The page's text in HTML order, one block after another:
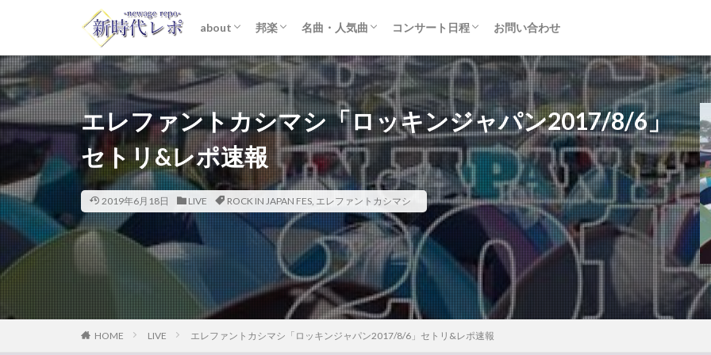
about
ライター紹介
プライバシーポリシー
免責事項
邦楽
STARTO ENTERTAINMENT (旧ジャニーズ)
女性アイドル
K-POP
洋楽
名曲・人気曲
おすすめアルバム
歌詞考察
コンサート日程
セトリ・まとめ
ライブレポ
カード枠
お問い合わせ
エレファントカシマシ「ロッキンジャパン2017/8/6」
セトリ&レポ速報
2019年6月18日 LIVE ROCK IN JAPAN FES, エレファントカシマシ
HOME LIVE エレファントカシマシ「ロッキンジャパン2017/8/6」セトリ&レポ速報